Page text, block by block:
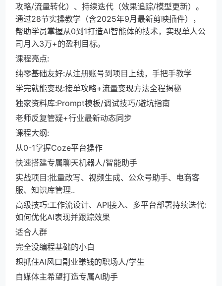
攻略/流量转化）、持续迭代（效果追踪/模型更新）。
通过28节实操教学（含2025年9月最新剪映插件），
帮助学员掌握从0到1打造AI智能体的技术，实现单人公
司月入3万+的盈利目标。
课程亮点:
纯零基础友好:从注册账号到项目上线，手把手教学
学完就能变现:接单攻略+流量变现方法全程揭秘
独家资料库:Prompt模板/调试技巧/避坑指南
老师反复管疑+行业最新动态同步
课程大纲:
从0-1掌握Coze平台操作
快速搭建专属聊天机器人/智能助手
实战项目:批量改写、视频生成、公众号助手、电商客
服、知识库管理..
高级技巧:工作流设计、API接入、多平台部署持续迭代:
如何优化AI表现并跟踪效果
适合人群
完全没编程基础的小白
想抓住AI风口副业賺钱的职场人/学生
自媒体主希望打造专属AI助手